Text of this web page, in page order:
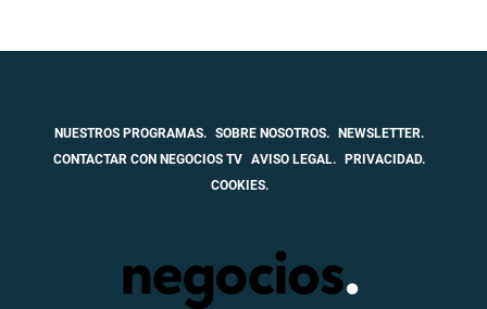
NUESTROS PROGRAMAS. SOBRE NOSOTROS. NEWSLETTER.
CONTACTAR CON NEGOCIOS TV AVISO LEGAL. PRIVACIDAD.
COOKIES.